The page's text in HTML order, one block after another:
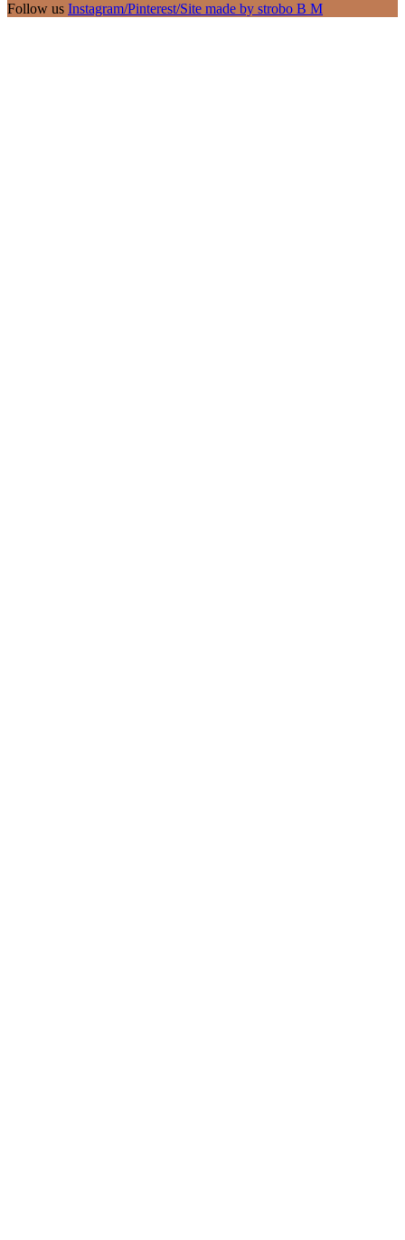
Follow us Instagram/Pinterest/Site made by strobo B M